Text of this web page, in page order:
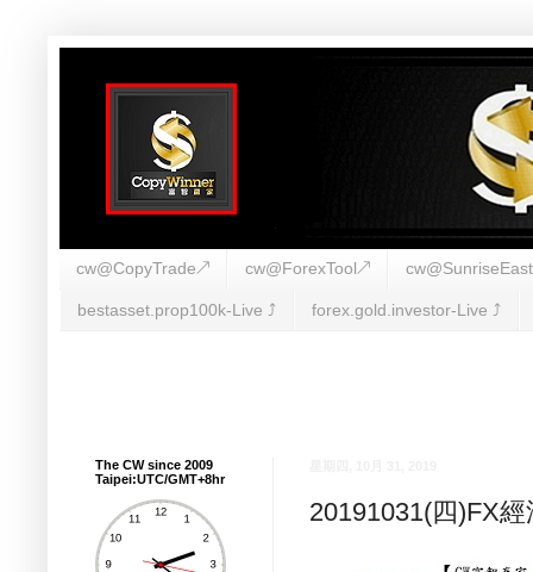
cw@CopyTrade↗ cw@ForexTool↗
bestasset.prop100k-Live ⤴︎ forex.gold.investor-Live ⤴︎
20191031(四)FX
The CW since 2009
Taipei:UTC/GMT+8hr